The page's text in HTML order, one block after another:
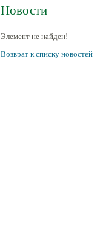
Новости
Элемент не найден!
Возврат к списку новостей